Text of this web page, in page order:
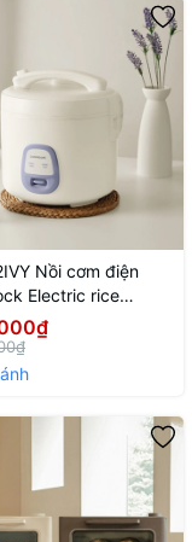
Nồi cơm điện
Electric rice
50Hz, 700W,
ngà